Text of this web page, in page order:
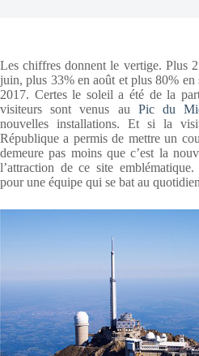
Les chiffres donnent le vertige. Plus
juin, plus 33% en août et plus 80% en
2017. Certes le soleil a été de la
visiteurs sont venus au Pic du
nouvelles installations. Et si la
République a permis de mettre un
demeure pas moins que c’est la
l’attraction de ce site
pour une équipe qui se bat au